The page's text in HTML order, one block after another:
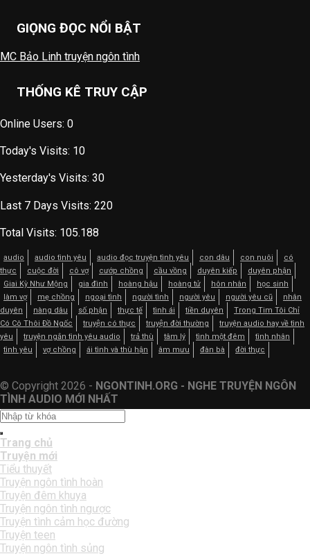
GIỌNG ĐỌC NỔI BẬT
MC Bảo Linh truyện ngôn tình
THỐNG KÊ TRUY CẬP
Online Users: 0
Today's Visits: 10
Yesterday's Visits: 30
Last 7 Days Visits: 220
Total Visits: 105.188
audio audio tình yêu audio đọc truyện tình yêu con dâu con nuôi
có
thực
cuộc đời cô vợ cướp chồng cầu vồng duyên kiếp
duyên phận
Giai Kỳ Như Mộng
gia đình hoàng hậu hoàng tử hôn nhân
học sinh
làm vợ
mẹ chồng ngoại tình người tình người yêu người yêu cũ
nhân
duyên
nàng dâu số phận thực tế tình ái tiền duyên
Trong Tim Tôi Chỉ
Có Cô Thôi Đồ Ngốc
truyện có thực truyện đời thường
truyện audio hay về tình
yêu
truyện ngắn tình yêu audio trả thù tâm lý tình một đêm
tình nhân
tình yêu
vợ chồng ái tình và thù hận âm mưu đàn bà đời thực
© Copyright 2026 - NGONTINH.ORG - NGHE TRUYỆN NGÔN
TÌNH AUDIO MỚI NHẤT
Trang chủ
Truyện mới
Tiểu thuyết
Truyện ngôn tình hoàn
Truyện đêm khuya
Truyện ngôn tình ngược
Truyện tình cảm học đường
Truyện teen
Truyện ngôn tình sủng